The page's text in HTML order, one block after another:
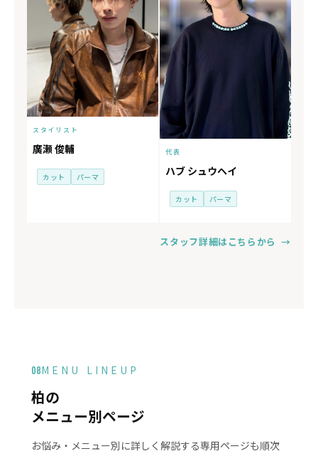
スタイリスト
廣瀬 俊輔
カット パーマ
代表
ハブ シュウヘイ
カット パーマ
スタッフ詳細はこちらから →
08MENU LINEUP
柏の
メニュー別ページ
お悩み・メニュー別に詳しく解説する専用ページも順次